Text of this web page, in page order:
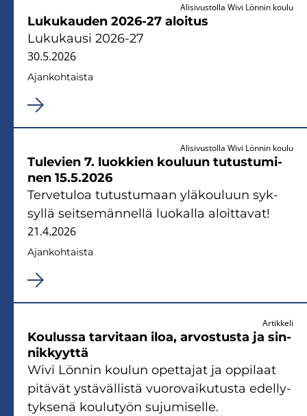
Alisivustolla Wivi Lönnin koulu
Lu­ku­kau­den 2026-27 aloi­tus
Lu­ku­kausi 2026-27
30.5.2026
Ajan­koh­tais­ta
Alisivustolla Wivi Lönnin koulu
Tu­le­vien 7. luok­kien kou­luun tu­tus­tu­mi­
nen 15.5.2026
Ter­ve­tu­loa tu­tus­tu­maan ylä­kou­luun syk­
syl­lä seit­se­män­nel­lä luo­kal­la aloit­ta­vat!
21.4.2026
Ajan­koh­tais­ta
Artikkeli
Kou­lus­sa tar­vi­taan iloa, ar­vos­tus­ta ja sin­
nik­kyyt­tä
Wivi Lön­nin kou­lun opet­ta­jat ja op­pi­laat
pi­tä­vät ys­tä­väl­lis­tä vuo­ro­vai­ku­tus­ta edel­ly­
tyk­se­nä kou­lu­työn su­ju­mi­sel­le.